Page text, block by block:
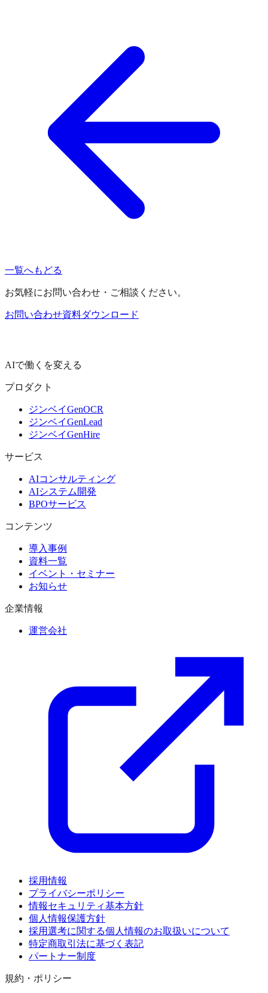
一覧へもどる
お気軽にお問い合わせ・ご相談ください。
お問い合わせ資料ダウンロード
AIで働くを変える
プロダクト
ジンベイGenOCR
ジンベイGenLead
ジンベイGenHire
サービス
AIコンサルティング
AIシステム開発
BPOサービス
コンテンツ
導入事例
資料一覧
イベント・セミナー
お知らせ
企業情報
運営会社
採用情報
プライバシーポリシー
情報セキュリティ基本方針
個人情報保護方針
採用選考に関する個人情報のお取扱いについて
特定商取引法に基づく表記
パートナー制度
規約・ポリシー